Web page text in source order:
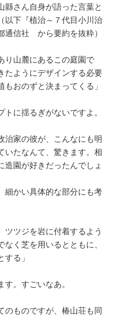
縣さん自身が語った言葉と
以下『植治～７代目小川治
通信社 から要約を抜粋）
り山麓にあるこの庭園で
たようにデザインする必要
おのずと決まってくる」
に揺るぎがないですよ。
治家の彼が、こんなにも明
いたなんて、驚きます。相
造園が好きだったんでしょ
細かい具体的な部分にも考
ツツジを岩に付着するよう
く芝を用いるとともに、
る」
。すごいなあ。
のものですが、椿山荘も同